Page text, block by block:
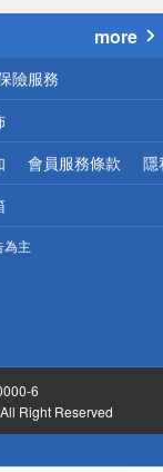
more
險服務
會員服務條款 隱
主
6
Right Reserved